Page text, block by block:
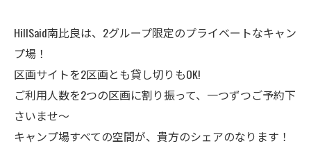
HillSaid南比良は、2グループ限定のプライベートなキャン
プ場！
区画サイトを2区画とも貸し切りもOK!
ご利用人数を2つの区画に割り振って、一つずつご予約下
さいませ～
キャンプ場すべての空間が、貴方のシェアのなります！